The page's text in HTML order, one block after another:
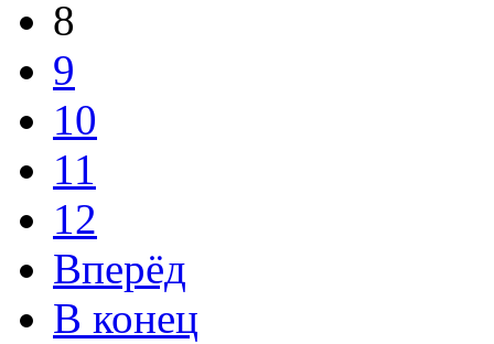
8
9
10
11
12
Вперёд
В конец